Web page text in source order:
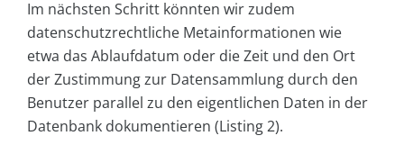
Im nächsten Schritt könnten wir zudem
datenschutzrechtliche Metainformationen wie
etwa das Ablaufdatum oder die Zeit und den Ort
der Zustimmung zur Datensammlung durch den
Benutzer parallel zu den eigentlichen Daten in der
Datenbank dokumentieren (Listing 2).